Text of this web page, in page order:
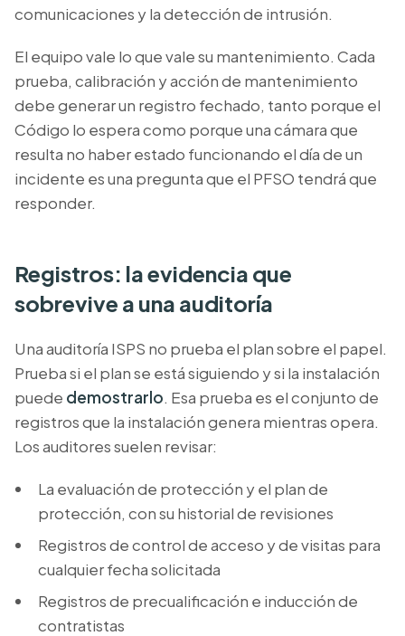
comunicaciones y la detección de intrusión.
El equipo vale lo que vale su mantenimiento. Cada
prueba, calibración y acción de mantenimiento
debe generar un registro fechado, tanto porque el
Código lo espera como porque una cámara que
resulta no haber estado funcionando el día de un
incidente es una pregunta que el PFSO tendrá que
responder.
Registros: la evidencia que
sobrevive a una auditoría
Una auditoría ISPS no prueba el plan sobre el papel.
Prueba si el plan se está siguiendo y si la instalación
puede demostrarlo. Esa prueba es el conjunto de
registros que la instalación genera mientras opera.
Los auditores suelen revisar:
La evaluación de protección y el plan de
protección, con su historial de revisiones
Registros de control de acceso y de visitas para
cualquier fecha solicitada
Registros de precualificación e inducción de
contratistas